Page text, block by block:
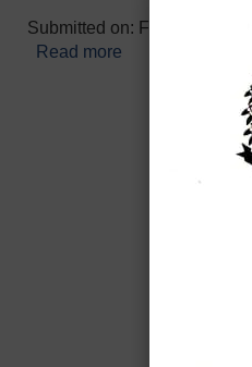
Submitted on: Fri, 02/25/
Read more about बारुणयन्त्र
नं.१०१) फोन नं.